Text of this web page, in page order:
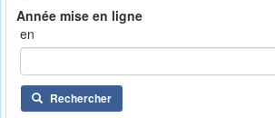
en
Rechercher